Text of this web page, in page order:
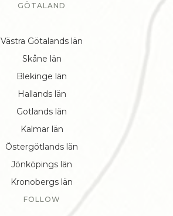
GÖTALAND
Västra Götalands län
Skåne län
Blekinge län
Hallands län
Gotlands län
Kalmar län
Östergötlands län
Jönköpings län
Kronobergs län
FOLLOW